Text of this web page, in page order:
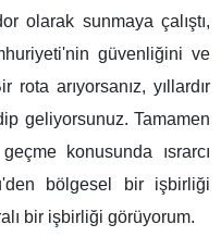
olarak sunmaya çalıştı,
güvenliğini ve
arıyorsanız, yıllardır
geliyorsunuz. Tamamen
konusunda ısrarcı
bölgesel bir işbirliği
bir işbirliği görüyorum.